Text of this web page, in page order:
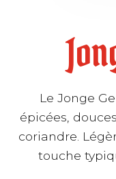
Le Jonge
épicées,
coriandre.
touche